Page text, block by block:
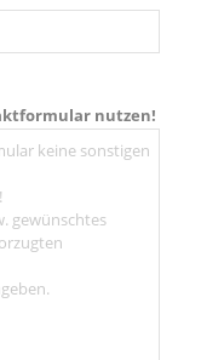
nutzen!